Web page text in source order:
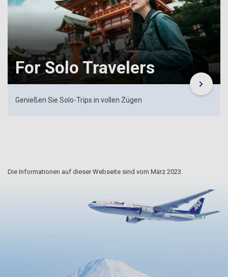
For Solo Travelers
Genießen Sie Solo-Trips in vollen Zügen
Die Informationen auf dieser Webseite sind vom März 2023.